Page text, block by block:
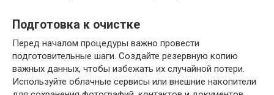
Подготовка к очистке
Перед началом процедуры важно провести
подготовительные шаги. Создайте резервную копию
важных данных, чтобы избежать их случайной потери.
Используйте облачные сервисы или внешние накопители